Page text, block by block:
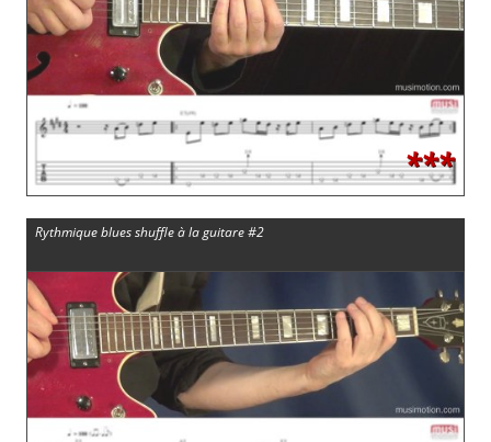
***
Rythmique blues shuffle à la guitare #2